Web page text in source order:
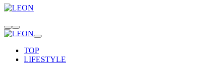
TOP
LIFESTYLE